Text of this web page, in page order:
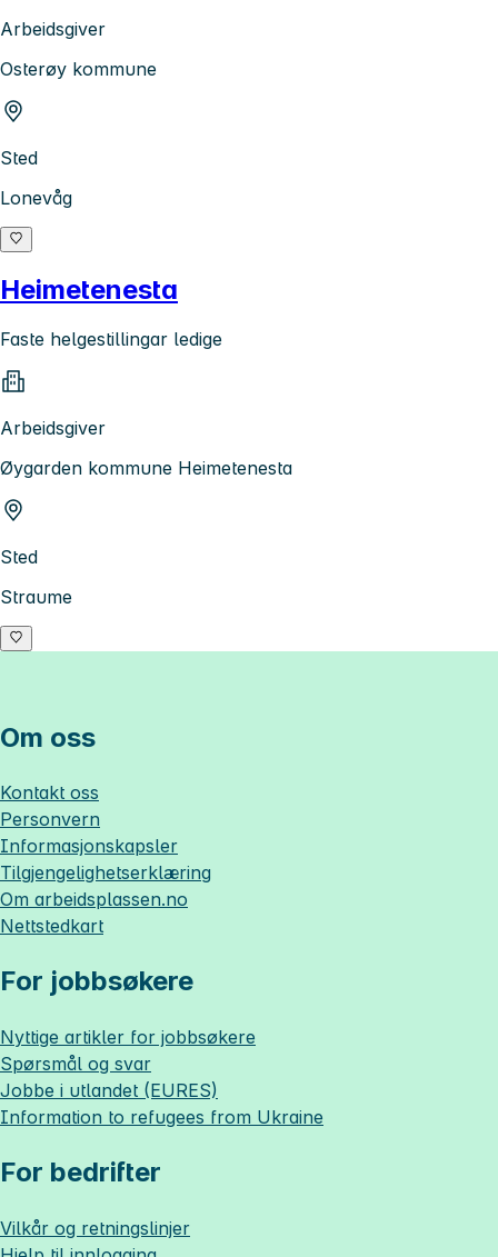
Arbeidsgiver
Osterøy kommune
Sted
Lonevåg
Heimetenesta
Faste helgestillingar ledige
Arbeidsgiver
Øygarden kommune Heimetenesta
Sted
Straume
Om oss
Kontakt oss
Personvern
Informasjonskapsler
Tilgjengelighetserklæring
Om arbeidsplassen.no
Nettstedkart
For jobbsøkere
Nyttige artikler for jobbsøkere
Spørsmål og svar
Jobbe i utlandet (EURES)
Information to refugees from Ukraine
For bedrifter
Vilkår og retningslinjer